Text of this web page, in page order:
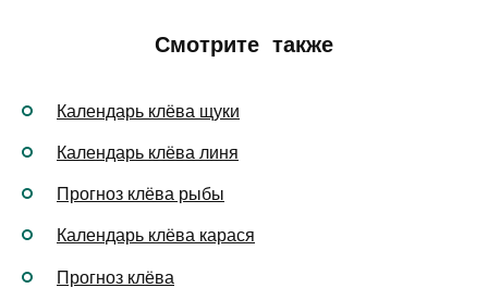
Смотрите также
Календарь клёва щуки
Календарь клёва линя
Прогноз клёва рыбы
Календарь клёва карася
Прогноз клёва